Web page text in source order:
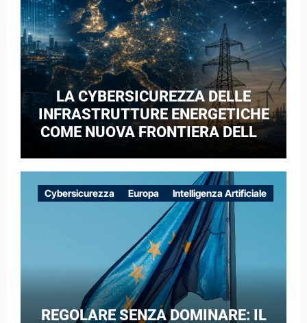
LA CYBERSICUREZZA DELLE
INFRASTRUTTURE ENERGETICHE
COME NUOVA FRONTIERA DELLA
CASO DELLE RETI ELETTRICHE
EUROPEE NEL CONTESTO DELLA
GUERRA IBRIDA
Cybersicurezza Europa Intelligenza Artificiale
REGOLARE SENZA DOMINARE: IL